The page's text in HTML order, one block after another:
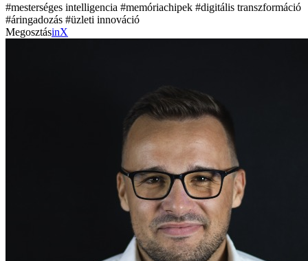
#mesterséges intelligencia #memóriachipek #digitális transzformáció
#áringadozás #üzleti innováció
MegosztásinX